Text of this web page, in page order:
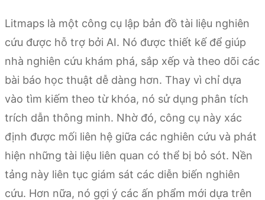
Litmaps là một công cụ lập bản đồ tài liệu nghiên
cứu được hỗ trợ bởi AI. Nó được thiết kế để giúp
nhà nghiên cứu khám phá, sắp xếp và theo dõi các
bài báo học thuật dễ dàng hơn. Thay vì chỉ dựa
vào tìm kiếm theo từ khóa, nó sử dụng phân tích
trích dẫn thông minh. Nhờ đó, công cụ này xác
định được mối liên hệ giữa các nghiên cứu và phát
hiện những tài liệu liên quan có thể bị bỏ sót. Nền
tảng này liên tục giám sát các diễn biến nghiên
cứu. Hơn nữa, nó gợi ý các ấn phẩm mới dựa trên